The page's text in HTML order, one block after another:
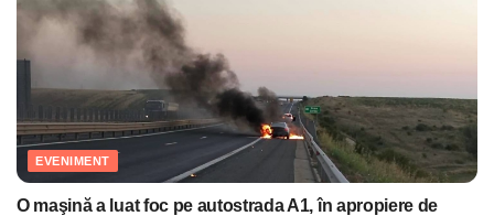
EVENIMENT
O maşină a luat foc pe autostrada A1, în apropiere de